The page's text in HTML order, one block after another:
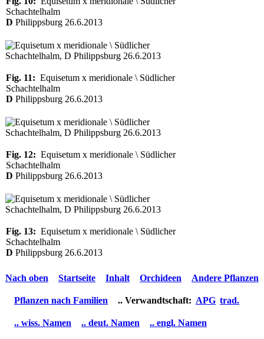
Schachtelhalm
D Philippsburg 26.6.2013
Fig. 11: Equisetum x meridionale \ Südlicher
Schachtelhalm
D Philippsburg 26.6.2013
Fig. 12: Equisetum x meridionale \ Südlicher
Schachtelhalm
D Philippsburg 26.6.2013
Fig. 13: Equisetum x meridionale \ Südlicher
Schachtelhalm
D Philippsburg 26.6.2013
Nach oben Startseite Inhalt Orchideen Andere Pflanzen
Pflanzen nach Familien .. Verwandtschaft: APG trad.
.. wiss. Namen .. deut. Namen .. engl. Namen